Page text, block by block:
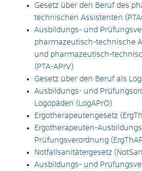
Gesetz über den Beruf des
technischen Assistenten
Ausbildungs- und
pharmazeutisch-technische
und pharmazeutisch-
(PTA-APrV)
Gesetz über den Beruf als
Ausbildungs- und
Logopäden (LogAPrO)
Ergotherapeutengesetz
Ergotherapeuten-
Prüfungsverordnung
Notfallsanitätergesetz
Ausbildungs- und